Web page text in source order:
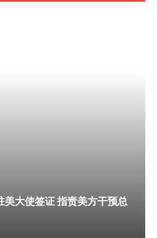
美大使签证 指责美方干预总